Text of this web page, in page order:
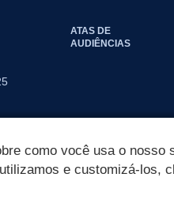
ATAS DE
AUDIÊNCIAS
como você usa o
e customizá-